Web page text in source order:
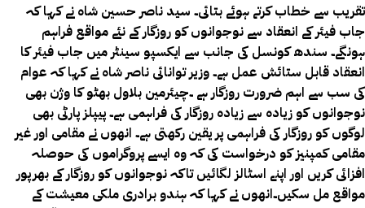
تقریب سے خطاب کرتے ہوئے بتائی۔ سید ناصر حسین شاہ نے کہا کہ
جاب فیئر کے انعقاد سے نوجوانوں کو روزگار کے نئے مواقع فراہم
ہونگے۔ سندھ کونسل کی جانب سے ایکسپو سینٹر میں جاب فیئر کا
انعقاد قابل ستائش عمل ہے۔ وزیر توانائی ناصر شاہ نے کہا کہ عوام
کی سب سے اہم ضرورت روزگار ہے ۔چیئرمین بلاول بھٹو کا وژن بھی
نوجوانوں کو زیادہ سے زیادہ روزگار کی فراہمی ہے۔ پیپلز پارٹی بھی
لوگوں کو روزگار کی فراہمی پر یقین رکھتی ہے۔ انھوں نے مقامی اور غیر
مقامی کمپنیز کو درخواست کی کہ وہ ایسے پروگراموں کی حوصلہ
افزائی کریں اور اپنے اسٹالز لگائیں تاکہ نوجوانوں کو روزگار کے بھرپور
مواقع مل سکیں۔انھوں نے کہا کہ ہندو برادری ملکی معیشت کے